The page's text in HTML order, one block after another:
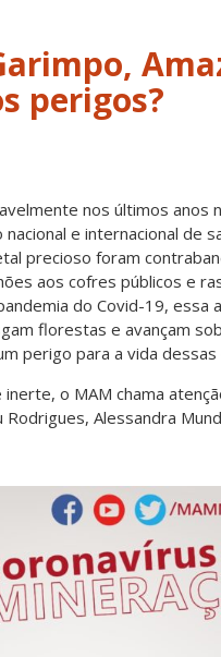
perigos?
nos últimos anos
e internacional de
precioso foram
aos cofres públicos e
do Covid-19, essa
florestas e avançam
perigo para a vida dessas
o MAM chama
Alessandra